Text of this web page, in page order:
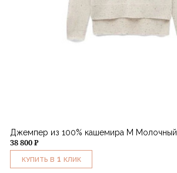
Джемпер из 100% кашемира M Молочный
38 800 ₽
КУПИТЬ В 1 КЛИК